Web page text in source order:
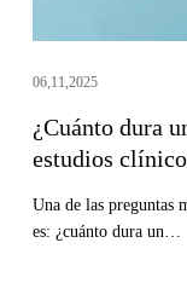
clínicos
06,11,2025
¿Cuánto dura
estudios
Una de las preguntas
es: ¿cuánto dura un…